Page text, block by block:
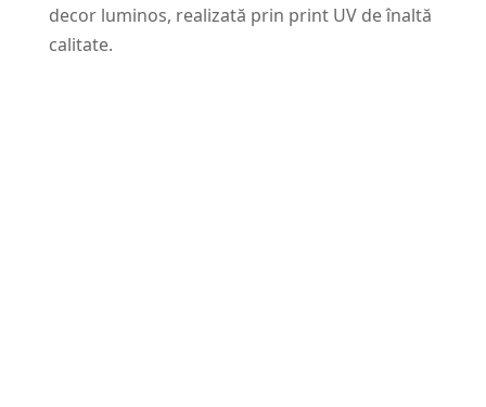
decor luminos, realizată prin print UV de înaltă
calitate.